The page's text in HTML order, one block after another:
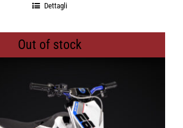
Dettagli
Out of stock